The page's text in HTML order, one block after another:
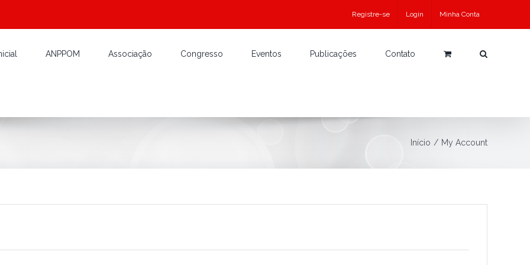
Registre-se Login Minha Conta
ANPPOM Associação Congresso Eventos Publicações Contato
Início / My Account